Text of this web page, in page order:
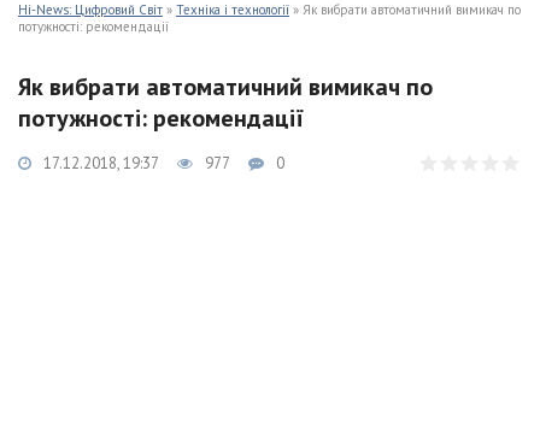
Hi-News: Цифровий Світ » Техніка і технології » Як вибрати автоматичний вимикач по
потужності: рекомендації
Як вибрати автоматичний вимикач по
потужності: рекомендації
17.12.2018, 19:37 977 0